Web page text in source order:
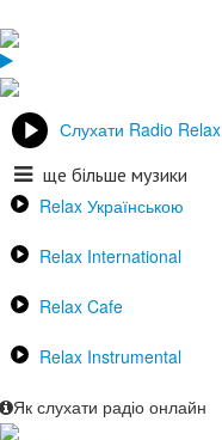
Слухати Radio Relax
ще більше музики
Relax Українською
Relax International
Relax Cafe
Relax Instrumental
Як слухати радіо онлайн